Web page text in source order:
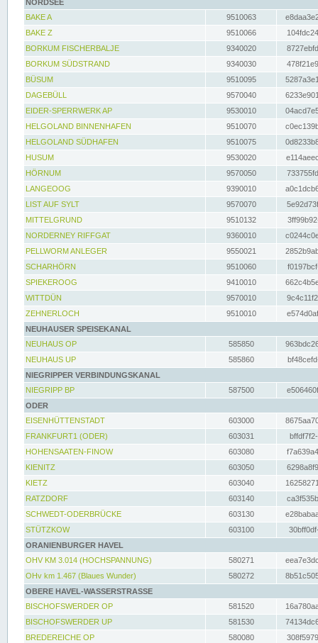
NORDSEE
BAKE A
9510063
BAKE Z
9510066
BORKUM FISCHERBALJE
9340020
BORKUM SÜDSTRAND
9340030
BÜSUM
9510095
DAGEBÜLL
9570040
EIDER-SPERRWERK AP
9530010
HELGOLAND BINNENHAFEN
9510070
HELGOLAND SÜDHAFEN
9510075
HUSUM
9530020
HÖRNUM
9570050
LANGEOOG
9390010
LIST AUF SYLT
9570070
MITTELGRUND
9510132
NORDERNEY RIFFGAT
9360010
PELLWORM ANLEGER
9550021
SCHARHÖRN
9510060
SPIEKEROOG
9410010
WITTDÜN
9570010
ZEHNERLOCH
9510010
NEUHAUSER SPEISEKANAL
NEUHAUS OP
585850
NEUHAUS UP
585860
NIEGRIPPER VERBINDUNGSKANAL
NIEGRIPP BP
587500
ODER
EISENHÜTTENSTADT
603000
FRANKFURT1 (ODER)
603031
HOHENSAATEN-FINOW
603080
KIENITZ
603050
KIETZ
603040
RATZDORF
603140
SCHWEDT-ODERBRÜCKE
603130
STÜTZKOW
603100
ORANIENBURGER HAVEL
OHV KM 3.014 (HOCHSPANNUNG)
580271
OHv km 1.467 (Blaues Wunder)
580272
OBERE HAVEL-WASSERSTRASSE
BISCHOFSWERDER OP
581520
BISCHOFSWERDER UP
581530
BREDEREICHE OP
580080